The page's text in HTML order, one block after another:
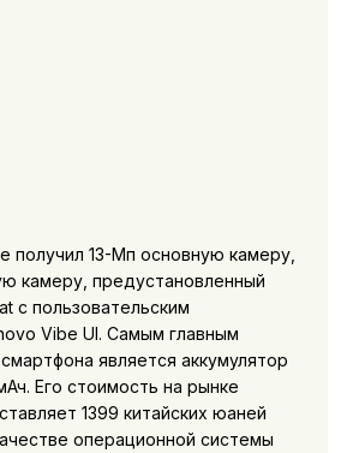
получил 13-Мп основную камеру,
камеру, предустановленный
с пользовательским
Vibe UI. Самым главным
является аккумулятор
Его стоимость на рынке
1399 китайских юаней
операционной системы